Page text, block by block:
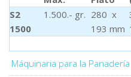
S2
1500
1.500.- gr. 280 x
193 mm
Máquinaria para la Panadería